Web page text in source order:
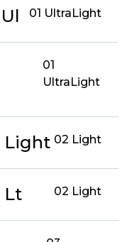
01 UltraLight
01
UltraLight
Light 02 Light
Lt 02 Light